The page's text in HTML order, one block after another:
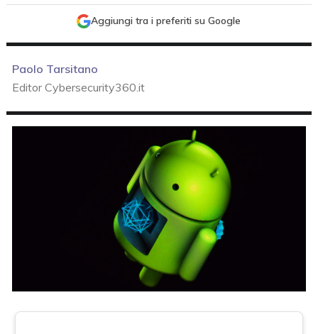
Aggiungi tra i preferiti su Google
Paolo Tarsitano
Editor Cybersecurity360.it